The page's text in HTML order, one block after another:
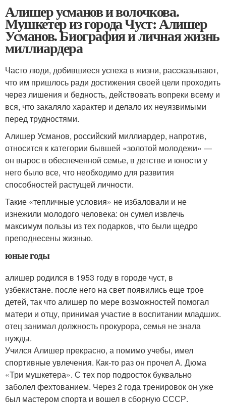
Алишер усманов и волочкова.
Мушкетер из города Чуст: Алишер
Усманов. Биография и личная жизнь
миллиардера
Часто люди, добившиеся успеха в жизни, рассказывают,
что им пришлось ради достижения своей цели проходить
через лишения и бедность, действовать вопреки всему и
вся, что закаляло характер и делало их неуязвимыми
перед трудностями.
Алишер Усманов, российский миллиардер, напротив,
относится к категории бывшей «золотой молодежи» —
он вырос в обеспеченной семье, в детстве и юности у
него было все, что необходимо для развития
способностей растущей личности.
Такие «тепличные условия» не избаловали и не
изнежили молодого человека: он сумел извлечь
максимум пользы из тех подарков, что были щедро
преподнесены жизнью.
юные годы
алишер родился в 1953 году в городе чуст, в
узбекистане. после него на свет появились еще трое
детей, так что алишер по мере возможностей помогал
матери и отцу, принимая участие в воспитании младших.
отец занимал должность прокурора, семья не знала
нужды.
Учился Алишер прекрасно, а помимо учебы, имел
спортивные увлечения. Как-то раз он прочел А. Дюма
«Три мушкетера». С тех пор подросток буквально
заболел фехтованием. Через 2 года тренировок он уже
был мастером спорта и вошел в сборную СССР.